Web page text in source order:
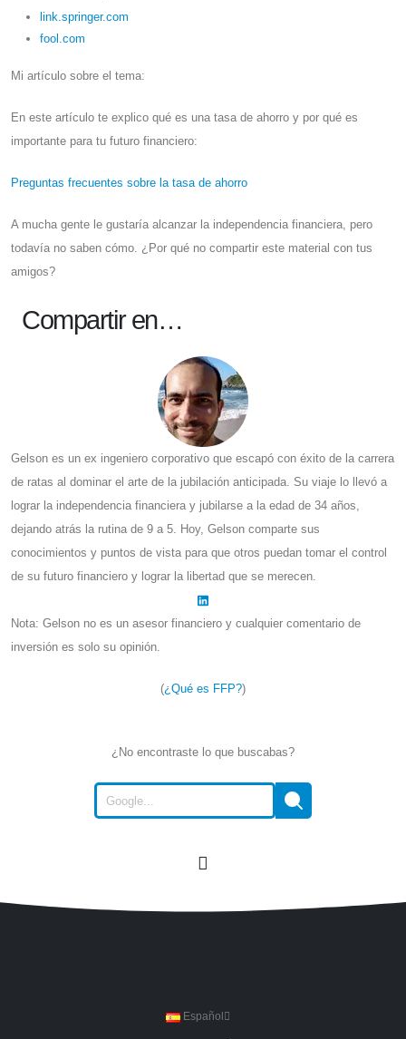
link.springer.com
fool.com
Mi artículo sobre el tema:
En este artículo te explico qué es una tasa de ahorro y por qué es
importante para tu futuro financiero:
Preguntas frecuentes sobre la tasa de ahorro
A mucha gente le gustaría alcanzar la independencia financiera, pero
todavía no saben cómo. ¿Por qué no compartir este material con tus
amigos?
Compartir en…
Gelson es un ex ingeniero corporativo que escapó con éxito de la carrera
de ratas al dominar el arte de la jubilación anticipada. Su viaje lo llevó a
lograr la independencia financiera y jubilarse a la edad de 34 años,
dejando atrás la rutina de 9 a 5. Hoy, Gelson comparte sus
conocimientos y puntos de vista para que otros puedan tomar el control
de su futuro financiero y lograr la libertad que se merecen.
Nota: Gelson no es un asesor financiero y cualquier comentario de
inversión es solo su opinión.
(¿Qué es FFP?)
¿No encontraste lo que buscabas?
Español